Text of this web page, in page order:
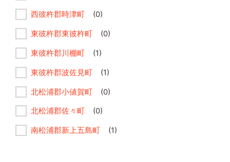
西彼杵郡時津町 (0)
東彼杵郡東彼杵町 (0)
東彼杵郡川棚町 (1)
東彼杵郡波佐見町 (1)
北松浦郡小値賀町 (0)
北松浦郡佐々町 (0)
南松浦郡新上五島町 (1)